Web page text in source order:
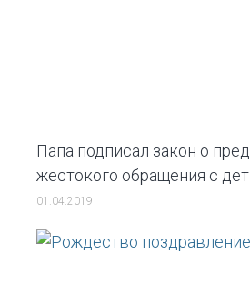
Папа подписал закон о
жестокого обращения с
01.04.2019